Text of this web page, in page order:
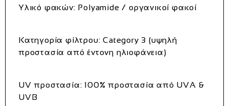
Υλικό φακών: Polyamide / οργανικοί φακοί
Κατηγορία φίλτρου: Category 3 (υψηλή
προστασία από έντονη ηλιοφάνεια)
UV προστασία: 100% προστασία από UVA &
UVB